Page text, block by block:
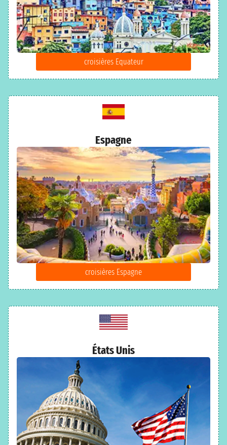
croisières Equateur
Espagne
croisières Espagne
États Unis